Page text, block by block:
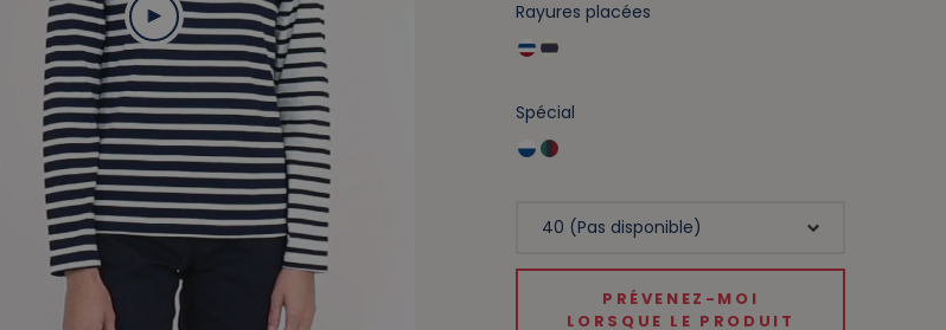
Rayures placées
Spécial
PRÉVENEZ-MOI
LORSQUE LE PRODUIT